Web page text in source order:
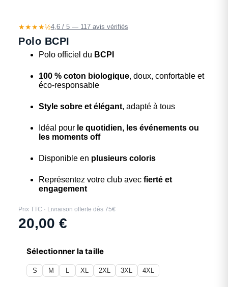
★★★★½4,6 / 5 — 117 avis vérifiés
Polo BCPI
Polo officiel du BCPI
100 % coton biologique, doux, confortable et
éco-responsable
Style sobre et élégant, adapté à tous
Idéal pour le quotidien, les événements ou
les moments off
Disponible en plusieurs coloris
Représentez votre club avec fierté et
engagement
Prix TTC · Livraison offerte dès 75€
20,00 €
Sélectionner la taille
S M L XL 2XL 3XL 4XL